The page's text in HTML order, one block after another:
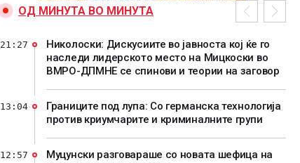
ОД МИНУТА ВО МИНУТА
Николоски: Дискусиите во јавноста кој ќе го
наследи лидерското место на Мицкоски во
ВМРО-ДПМНЕ се спинови и теории на заговор
21:27
Границите под лупа: Со германска технологија
против криумчарите и криминалните групи
13:04
Муцунски разговараше со новата шефица на
12:57